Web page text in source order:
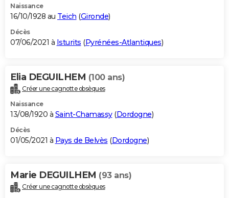
Naissance
16/10/1928 au Teich (Gironde)
Décès
07/06/2021 à Isturits (Pyrénées-Atlantiques)
Elia DEGUILHEM (100 ans)
Créer une cagnotte obsèques
Naissance
13/08/1920 à Saint-Chamassy(Dordogne)
Décès
01/05/2021 à Pays de Belvès (Dordogne)
Marie DEGUILHEM (93 ans)
Créer une cagnotte obsèques